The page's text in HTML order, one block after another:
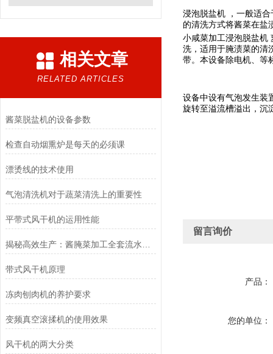
相关文章
RELATED ARTICLES
酱菜脱盐机的设备参数
检查自动烟熏炉是每天的必须课
漂烫线的技术使用
气泡清洗机对于蔬菜清洗上的重要性
平带式风干机的运用性能
带式风干机原理
冻肉刨肉机的养护要求
变频真空滚揉机的使用效果
风干机的两大分类
浸泡脱盐机 ，一般适
的清洗方式将酱菜在盐
小咸菜加工浸泡脱盐机
洗，适用于腌渍菜的清
带。本设备除电机、等
设备中设有气泡发生装
旋转至溢流槽溢出，沉
留言询价
产品：
您的单位：